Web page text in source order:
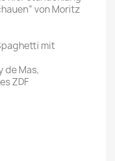
von Moritz
mit
de Mas,
ZDF